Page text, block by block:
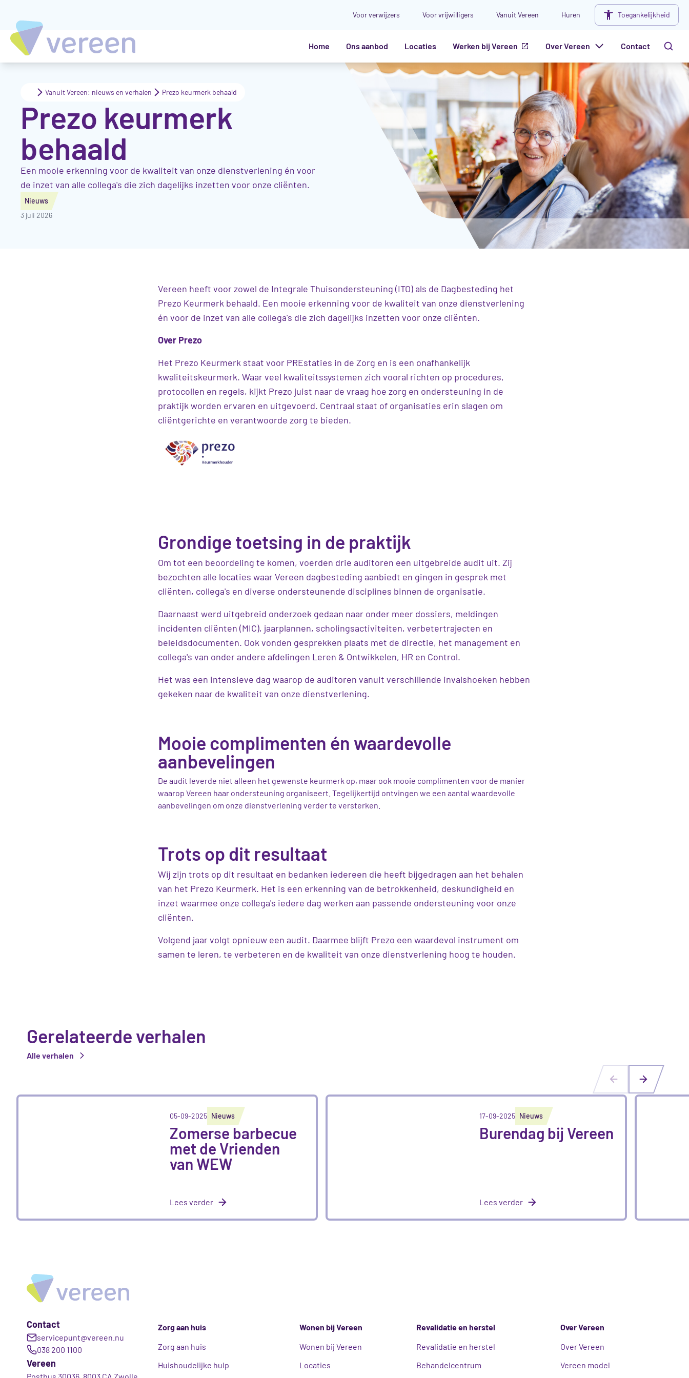
Voor verwijzers Voor vrijwilligers Vanuit Vereen Huren Toegankelijkheid
Home Ons aanbod Locaties Werken bij Vereen Over Vereen Contact
Vanuit Vereen: nieuws en verhalen Prezo keurmerk behaald
Prezo keurmerk
behaald
Een mooie erkenning voor de kwaliteit van onze dienstverlening én voor
de inzet van alle collega's die zich dagelijks inzetten voor onze cliënten.
Nieuws
3 juli 2026
Vereen heeft voor zowel de Integrale Thuisondersteuning (ITO) als de Dagbesteding het
Prezo Keurmerk behaald. Een mooie erkenning voor de kwaliteit van onze dienstverlening
én voor de inzet van alle collega's die zich dagelijks inzetten voor onze cliënten.
Over Prezo
Het Prezo Keurmerk staat voor PREstaties in de Zorg en is een onafhankelijk
kwaliteitskeurmerk. Waar veel kwaliteitssystemen zich vooral richten op procedures,
protocollen en regels, kijkt Prezo juist naar de vraag hoe zorg en ondersteuning in de
praktijk worden ervaren en uitgevoerd. Centraal staat of organisaties erin slagen om
cliëntgerichte en verantwoorde zorg te bieden.
Grondige toetsing in de praktijk
Om tot een beoordeling te komen, voerden drie auditoren een uitgebreide audit uit. Zij
bezochten alle locaties waar Vereen dagbesteding aanbiedt en gingen in gesprek met
cliënten, collega's en diverse ondersteunende disciplines binnen de organisatie.
Daarnaast werd uitgebreid onderzoek gedaan naar onder meer dossiers, meldingen
incidenten cliënten (MIC), jaarplannen, scholingsactiviteiten, verbetertrajecten en
beleidsdocumenten. Ook vonden gesprekken plaats met de directie, het management en
collega's van onder andere afdelingen Leren & Ontwikkelen, HR en Control.
Het was een intensieve dag waarop de auditoren vanuit verschillende invalshoeken hebben
gekeken naar de kwaliteit van onze dienstverlening.
Mooie complimenten én waardevolle
aanbevelingen
De audit leverde niet alleen het gewenste keurmerk op, maar ook mooie complimenten voor de manier
waarop Vereen haar ondersteuning organiseert. Tegelijkertijd ontvingen we een aantal waardevolle
aanbevelingen om onze dienstverlening verder te versterken.
Trots op dit resultaat
Wij zijn trots op dit resultaat en bedanken iedereen die heeft bijgedragen aan het behalen
van het Prezo Keurmerk. Het is een erkenning van de betrokkenheid, deskundigheid en
inzet waarmee onze collega's iedere dag werken aan passende ondersteuning voor onze
cliënten.
Volgend jaar volgt opnieuw een audit. Daarmee blijft Prezo een waardevol instrument om
samen te leren, te verbeteren en de kwaliteit van onze dienstverlening hoog te houden.
Gerelateerde verhalen
Alle verhalen
Zomerse barbecue
met de Vrienden
van WEW
05-09-2025 Nieuws
Lees verder
Burendag bij Vereen
17-09-2025 Nieuws
Lees verder
Contact
servicepunt@vereen.nu
038 200 1100
Vereen
Zorg aan huis
Zorg aan huis
Huishoudelijke hulp
Wonen bij Vereen
Wonen bij Vereen
Locaties
Revalidatie en herstel
Revalidatie en herstel
Behandelcentrum
Over Vereen
Over Vereen
Vereen model